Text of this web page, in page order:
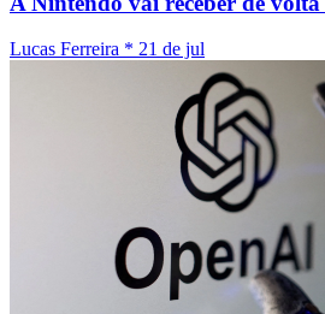
Lucas Ferreira * 21 de jul